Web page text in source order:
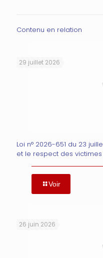
Contenu en relation
29 juillet 2026
Loi n° 2026-651 du 23
et le respect des victimes
Voir
26 juin 2026